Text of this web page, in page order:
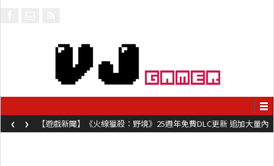
【遊戲新聞】《火線獵殺：野境》25週年免費DLC更新 追加大量內
容同時系舊作限時超平價折扣
‹ ›